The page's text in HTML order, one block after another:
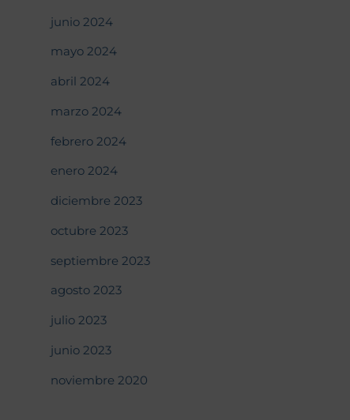
junio 2024
mayo 2024
abril 2024
marzo 2024
febrero 2024
enero 2024
diciembre 2023
octubre 2023
septiembre 2023
agosto 2023
julio 2023
junio 2023
noviembre 2020